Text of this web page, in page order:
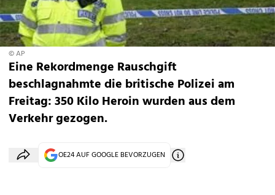
© AP
Eine Rekordmenge Rauschgift
beschlagnahmte die britische Polizei am
Freitag: 350 Kilo Heroin wurden aus dem
Verkehr gezogen.
OE24 AUF GOOGLE BEVORZUGEN